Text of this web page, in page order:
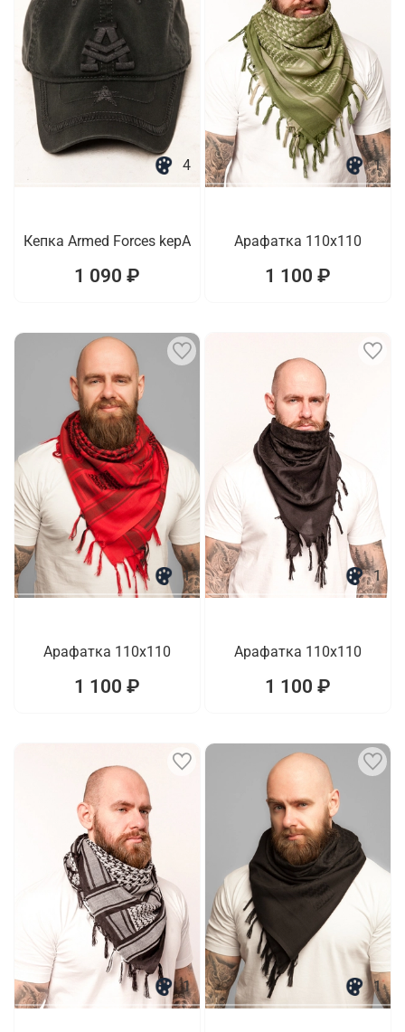
4
Кепка Armed Forces kepA
1 090 ₽
1
Арафатка 110x110
1 100 ₽
1
Арафатка 110x110
1 100 ₽
1
Арафатка 110x110
1 100 ₽
1 1